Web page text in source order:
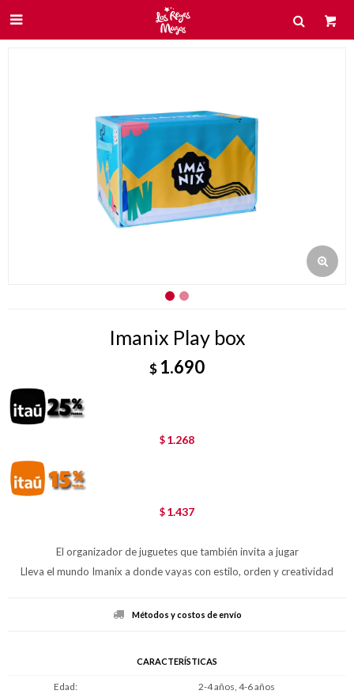

Imanix Play box
$ 1.690
$ 1.268
$ 1.437
El organizador de juguetes que también invita a jugar
Lleva el mundo Imanix a donde vayas con estilo, orden y creatividad
Métodos y costos de envío
CARACTERÍSTICAS
Edad 2-4 años, 4-6 años